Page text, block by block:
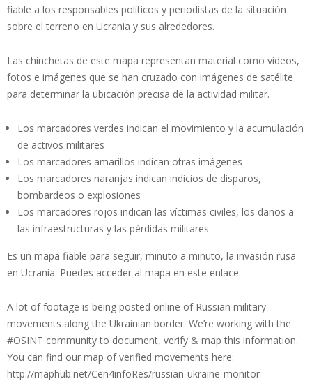
fiable a los responsables políticos y periodistas de la situación
sobre el terreno en Ucrania y sus alrededores.
Las chinchetas de este mapa representan material como vídeos,
fotos e imágenes que se han cruzado con imágenes de satélite
para determinar la ubicación precisa de la actividad militar.
Los marcadores verdes indican el movimiento y la acumulación
de activos militares
Los marcadores amarillos indican otras imágenes
Los marcadores naranjas indican indicios de disparos,
bombardeos o explosiones
Los marcadores rojos indican las víctimas civiles, los daños a
las infraestructuras y las pérdidas militares
Es un mapa fiable para seguir, minuto a minuto, la invasión rusa
en Ucrania. Puedes acceder al mapa en este enlace.
A lot of footage is being posted online of Russian military
movements along the Ukrainian border. We’re working with the
#OSINT community to document, verify & map this information.
You can find our map of verified movements here:
http://maphub.net/Cen4infoRes/russian-ukraine-monitor